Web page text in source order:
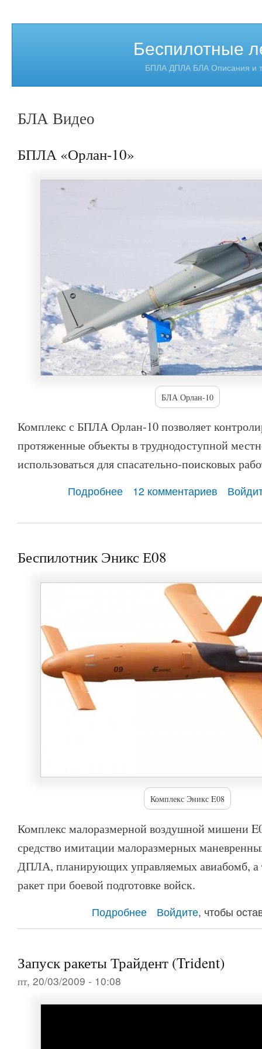
Беспилотные
БПЛА ДПЛА БЛА Описания и
БЛА Видео
БПЛА «Орлан-10»
БЛА Орлан-10
Комплекс с БПЛА Орлан-10 позволяет
протяженные объекты в труднодоступной
использоваться для спасательно-поисковых
Подробнее о БПЛА «Орлан-10»
12 комментариев
Беспилотник Эникс Е08
Комплекс Эникс E08
Комплекс малоразмерной воздушной мишени
средство имитации малоразмерных
ДПЛА, планирующих управляемых авиабомб, а
ракет при боевой подготовке войск.
Подробнее о Беспилотник Эникс Е08
Войдите, чтобы
Запуск ракеты Трайдент (Trident)
пт, 20/03/2009 - 10:08